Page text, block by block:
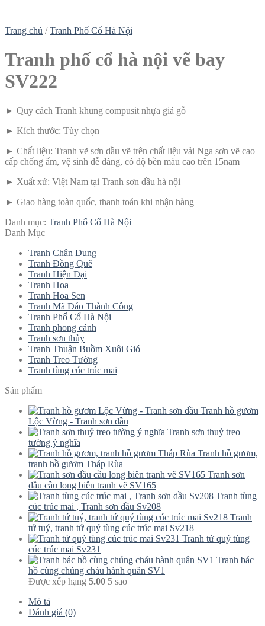
Trang chủ / Tranh Phố Cổ Hà Nội
Tranh phố cổ hà nội vẽ bay
SV222
► Quy cách Tranh khung compusit nhựa giả gỗ
► Kích thước: Tùy chọn
► Chất liệu: Tranh vẽ sơn dầu vẽ trên chất liệu vải Nga sơn vẽ cao
cấp chống ẩm, vệ sinh dễ dàng, có độ bền màu cao trên 15nam
► Xuất xứ: Việt Nam tại Tranh sơn dầu hà nội
► Giao hàng toàn quốc, thanh toán khi nhận hàng
Danh mục: Tranh Phố Cổ Hà Nội
Danh Mục
Tranh Chân Dung
Tranh Đồng Quê
Tranh Hiện Đại
Tranh Hoa
Tranh Hoa Sen
Tranh Mã Đáo Thành Công
Tranh Phố Cổ Hà Nội
Tranh phong cảnh
Tranh sơn thủy
Tranh Thuận Buồm Xuôi Gió
Tranh Treo Tường
Tranh tùng cúc trúc mai
Sản phẩm
Tranh hồ gươm
Lộc Vừng - Tranh sơn dầu
Tranh sơn thuỷ treo
tường ý nghĩa
Tranh hồ gươm,
tranh hồ gươm Tháp Rùa
Tranh sơn
dầu cầu long biên tranh vẽ SV165
Tranh tùng
cúc trúc mai , Tranh sơn dầu Sv208
Tranh
tứ tuý, tranh tứ quý tùng cúc trúc mai Sv218
Tranh tứ quý tùng
cúc trúc mai Sv231
Tranh bác
hồ cùng chúng cháu hành quân SV1
Được xếp hạng 5.00 5 sao
Mô tả
Đánh giá (0)